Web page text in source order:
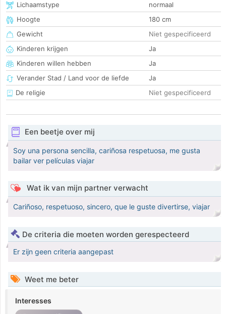
Lichaamstype
normaal
Hoogte
180 cm
Gewicht
Niet gespecificeerd
Kinderen krijgen
Ja
Kinderen willen hebben
Ja
Verander Stad / Land voor de liefde
Ja
De religie
Niet gespecificeerd
Een beetje over mij
Soy una persona sencilla, cariñosa respetuosa, me gusta
bailar ver películas viajar
Wat ik van mijn partner verwacht
Cariñoso, respetuoso, sincero, que le guste divertirse, viajar
De criteria die moeten worden gerespecteerd
Er zijn geen criteria aangepast
Weet me beter
Interesses